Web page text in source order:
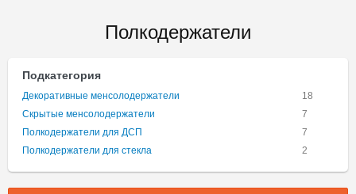
Полкодержатели
Подкатегория
Декоративные менсолодержатели
18
Скрытые менсолодержатели
7
Полкодержатели для ДСП
7
Полкодержатели для стекла
2